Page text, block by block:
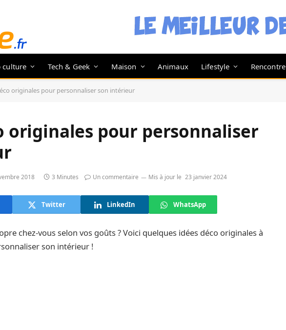
culture Tech & Geek Maison Animaux Lifestyle Rencontre
originales pour personnaliser son intérieur
originales pour personnaliser
2018 3 Minutes Un commentaire Mis à jour le 23 janvier 2024
Twitter LinkedIn WhatsApp
chez-vous selon vos goûts ? Voici quelques idées déco originales à
son intérieur !